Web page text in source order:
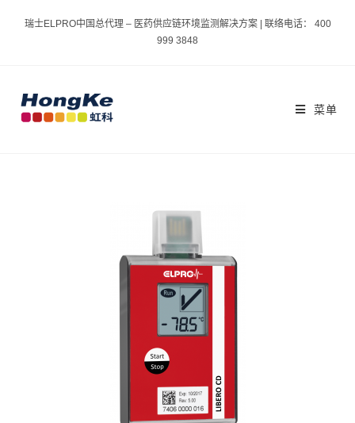
瑞士ELPRO中国总代理 – 医药供应链环境监测解决方案 | 联络电话： 400
999 3848
菜单